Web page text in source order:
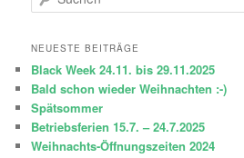
u
h
n
NEUESTE BEITRÄGE
Black Week 24.11. bis 29.11.2025
Bald schon wieder Weihnachten :-)
Spätsommer
Betriebsferien 15.7. – 24.7.2025
Weihnachts-Öffnungszeiten 2024